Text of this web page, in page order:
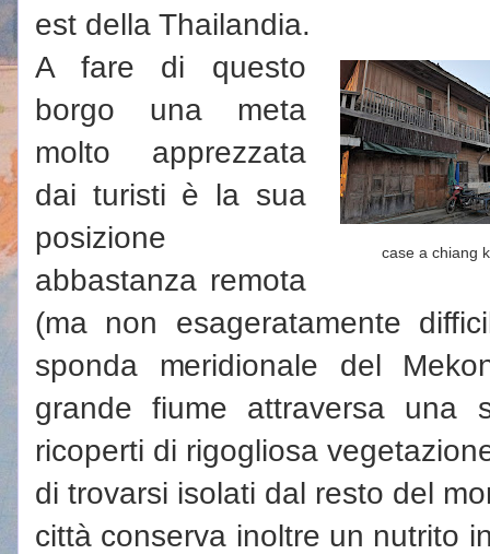
est della Thailandia.
case a chiang
A fare di questo
borgo una meta
molto apprezzata
dai turisti è la sua
posizione
abbastanza remota
(ma non esageratamente
sponda meridionale del
grande fiume attraversa una
ricoperti di rigogliosa
di trovarsi isolati dal resto del
città conserva inoltre un nutrito